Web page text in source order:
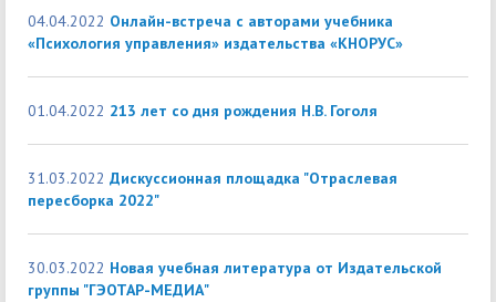
04.04.2022 Онлайн-встреча с авторами учебника
«Психология управления» издательства «КНОРУС»
01.04.2022 213 лет со дня рождения Н.В. Гоголя
31.03.2022 Дискуссионная площадка "Отраслевая
пересборка 2022"
30.03.2022 Новая учебная литература от Издательской
группы "ГЭОТАР-МЕДИА"